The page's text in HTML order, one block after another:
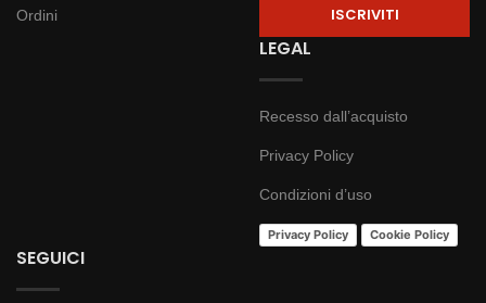
Ordini
LEGAL
Recesso dall’acquisto
Privacy Policy
Condizioni d’uso
Privacy Policy Cookie Policy
SEGUICI